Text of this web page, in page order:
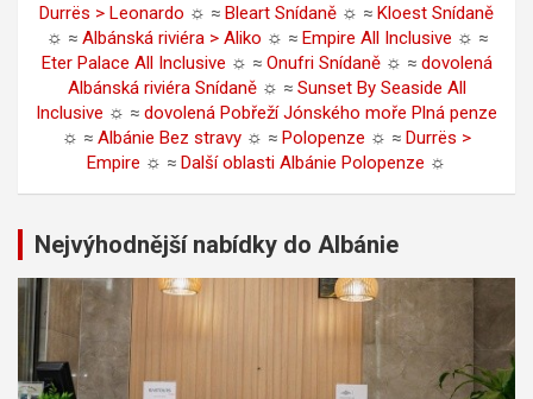
Durrës > Leonardo ☼ ≈ Bleart Snídaně ☼ ≈ Kloest Snídaně
☼ ≈ Albánská riviéra > Aliko ☼ ≈ Empire All Inclusive ☼ ≈
Eter Palace All Inclusive ☼ ≈ Onufri Snídaně☼ ≈ dovolená
Albánská riviéra Snídaně☼ ≈ Sunset By Seaside All
Inclusive ☼ ≈ dovolená Pobřeží Jónského moře Plná penze
☼ ≈ Albánie Bez stravy ☼ ≈ Polopenze ☼ ≈ Durrës >
Empire ☼ ≈ Další oblasti Albánie Polopenze ☼
Nejvýhodnější nabídky do Albánie